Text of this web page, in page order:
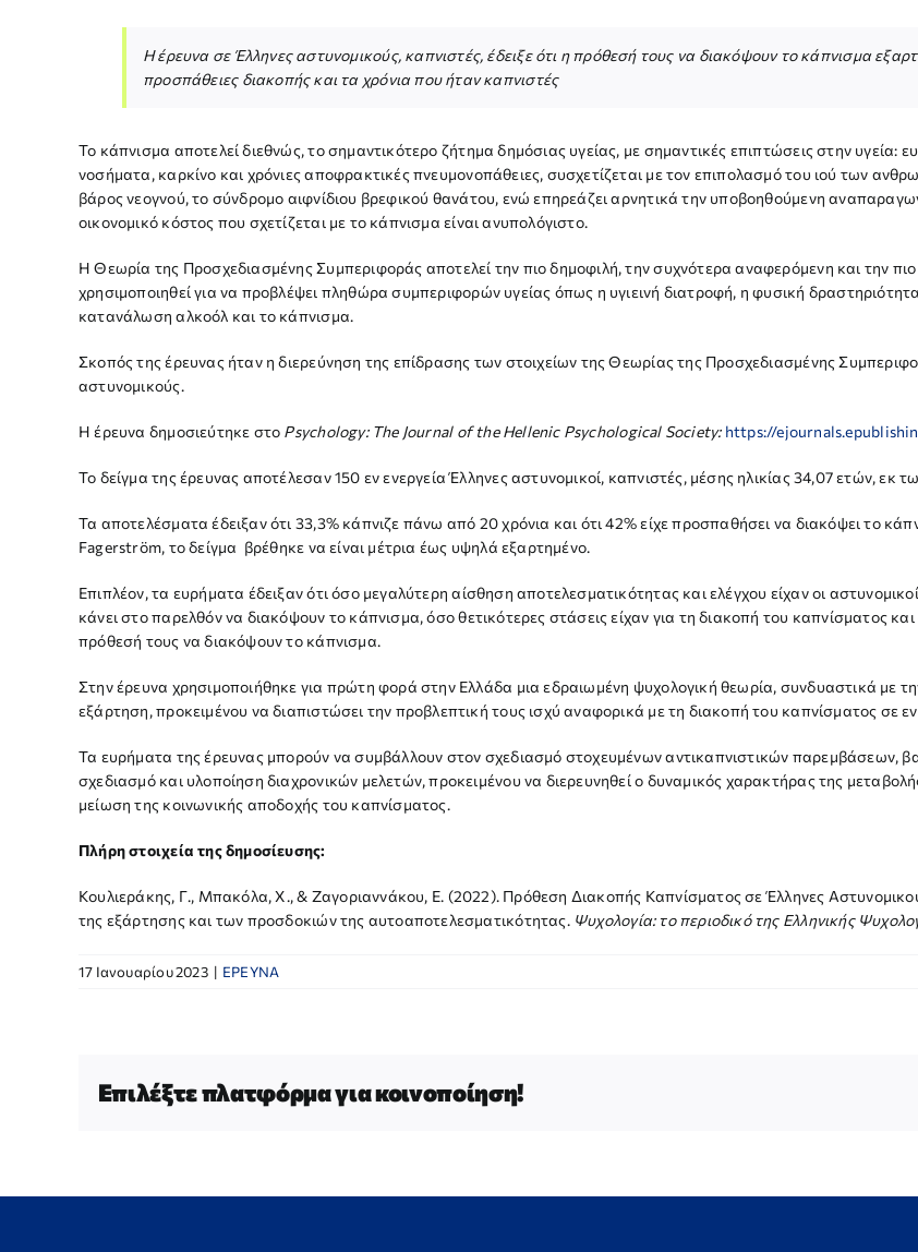
Η έρευνα σε Έλληνες αστυνομικούς, καπνιστές, έδειξε ότι η πρόθεσή τους να διακόψουν το κάπνισμα
προσπάθειες διακοπής και τα χρόνια που ήταν καπνιστές
Το κάπνισμα αποτελεί διεθνώς, το σημαντικότερο ζήτημα δημόσιας υγείας, με σημαντικές επιπτώσεις στην υγεία:
νοσήματα, καρκίνο και χρόνιες αποφρακτικές πνευμονοπάθειες, συσχετίζεται με τον επιπολασμό του ιού των
βάρος νεογνού, το σύνδρομο αιφνίδιου βρεφικού θανάτου, ενώ επηρεάζει αρνητικά την υποβοηθούμενη
οικονομικό κόστος που σχετίζεται με το κάπνισμα είναι ανυπολόγιστο.
Η Θεωρία της Προσχεδιασμένης Συμπεριφοράς αποτελεί την πιο δημοφιλή, την συχνότερα αναφερόμενη και την πιο
χρησιμοποιηθεί για να προβλέψει πληθώρα συμπεριφορών υγείας όπως η υγιεινή διατροφή, η φυσική
κατανάλωση αλκοόλ και το κάπνισμα.
Σκοπός της έρευνας ήταν η διερεύνηση της επίδρασης των στοιχείων της Θεωρίας της Προσχεδιασμένης
αστυνομικούς.
Η έρευνα δημοσιεύτηκε στο Psychology: The Journal of the Hellenic Psychological Society: https://
Το δείγμα της έρευνας αποτέλεσαν 150 εν ενεργεία Έλληνες αστυνομικοί, καπνιστές, μέσης ηλικίας 34,07 ετών, εκ
Τα αποτελέσματα έδειξαν ότι 33,3% κάπνιζε πάνω από 20 χρόνια και ότι 42% είχε προσπαθήσει να διακόψει το
Fagerström, το δείγμα βρέθηκε να είναι μέτρια έως υψηλά εξαρτημένο.
Επιπλέον, τα ευρήματα έδειξαν ότι όσο μεγαλύτερη αίσθηση αποτελεσματικότητας και ελέγχου είχαν οι
κάνει στο παρελθόν να διακόψουν το κάπνισμα, όσο θετικότερες στάσεις είχαν για τη διακοπή του καπνίσματος
πρόθεσή τους να διακόψουν το κάπνισμα.
Στην έρευνα χρησιμοποιήθηκε για πρώτη φορά στην Ελλάδα μια εδραιωμένη ψυχολογική θεωρία, συνδυαστικά με
εξάρτηση, προκειμένου να διαπιστώσει την προβλεπτική τους ισχύ αναφορικά με τη διακοπή του καπνίσματος σε
Τα ευρήματα της έρευνας μπορούν να συμβάλλουν στον σχεδιασμό στοχευμένων αντικαπνιστικών παρεμβάσεων,
σχεδιασμό και υλοποίηση διαχρονικών μελετών, προκειμένου να διερευνηθεί ο δυναμικός χαρακτήρας της
μείωση της κοινωνικής αποδοχής του καπνίσματος.
Πλήρη στοιχεία της δημοσίευσης:
Κουλιεράκης, Γ., Μπακόλα, Χ., & Ζαγοριαννάκου, Ε. (2022). Πρόθεση Διακοπής Καπνίσματος σε Έλληνες
της εξάρτησης και των προσδοκιών της αυτοαποτελεσματικότητας. Ψυχολογία: το περιοδικό της Ελληνικής
17 Ιανουαρίου 2023 | ΕΡΕΥΝΑ
Επιλέξτε πλατφόρμα για κοινοποίηση!